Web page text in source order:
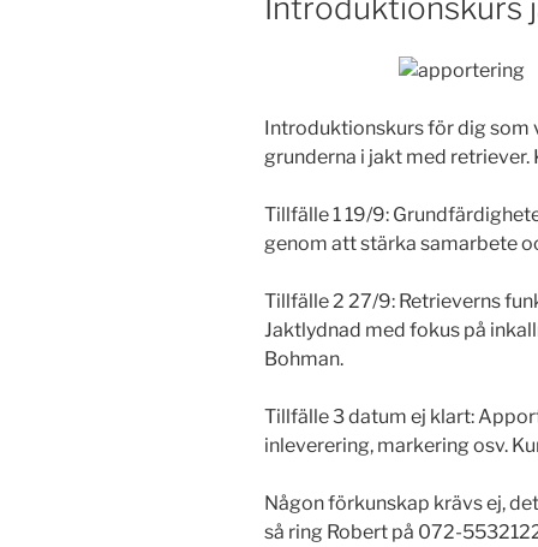
Introduktionskurs
Introduktionskurs för dig som
grunderna i jakt med retriever.
Tillfälle 1 19/9:
genom att stärka samarbete
Tillfälle 2 27/9: Retrieverns
Jaktlydnad med fokus på
Bohman.
Tillfälle 3 datum ej klart:
inleverering, markering osv.
Någon förkunskap krävs ej,
så ring Robert på 072-